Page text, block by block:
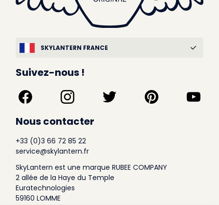
SKYLANTERN FRANCE
Suivez-nous !
Nous contacter
+33 (0)3 66 72 85 22
service@skylantern.fr
SkyLantern est une marque RUBEE COMPANY
2 allée de la Haye du Temple
Euratechnologies
59160 LOMME